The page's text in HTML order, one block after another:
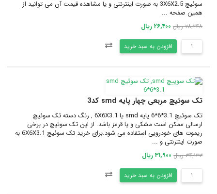
سوئیچ 3X6X2.5 به صورت اینترنتی و یا مشاهده قیمت آن می توانید از
همین صفحه ...
۲۸,۲۴۸ ریال ۲۶,۴۰۰ ریال
افزودن به سبد خرید
تک سوئیچ مربعی چهار پایه smd کد3
تک سوئیچ 3.1*6*6 پایه smd یا 6X6X3.1 , رنگ دسته تک سوئیچ
ارسالی ممکن است مشکی و یا قرمز باشد. از این تک سوئیچ در برخی
ریموت های خودرویی استفاده می شود.برای خرید تک سوئیچ 6X6X3.1 به
صورت اینترنتی و ...
۳۴,۱۳۳ ریال ۳۱,۹۰۰ ریال
افزودن به سبد خرید